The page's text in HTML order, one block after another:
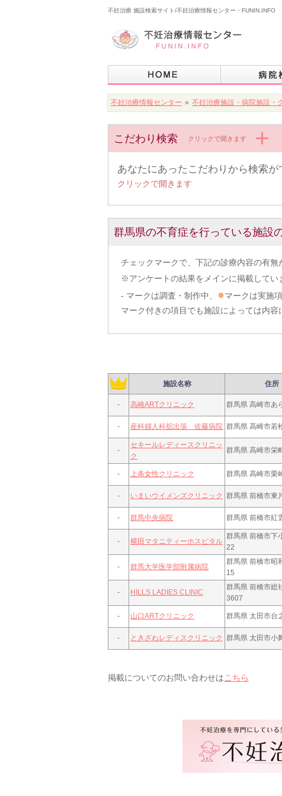
不妊治療 施設検索サイト/不妊治療情報センター・FUNIN.INFO
不妊治療情報センター » 不妊治療施設・病院施設・
こだわり検索 クリックで開きます
あなたにあったこだわりから検索が
クリックで開きます
群馬県の不育症を行っている施設
チェックマークで、下記の診療内容の有無
※アンケートの結果をメインに掲載してい
- マークは調査・制作中、 ●マークは実施項
マーク付きの項目でも施設によっては内
施設名称 住所
- 高崎ARTクリニック 群馬県 高崎市あ
- 産科婦人科舘出張 佐藤病院 群馬県 高崎市若
-
セキールレディースクリニッ
ク
群馬県 高崎市栄
- 上条女性クリニック 群馬県 高崎市栗
- いまいウイメンズクリニック 群馬県 前橋市東
- 群馬中央病院 群馬県 前橋市紅
- 横田マタニティーホスピタル
群馬県 前橋市下
22
- 群馬大学医学部附属病院
群馬県 前橋市昭
15
- HILLS LADIES CLINIC
群馬県 前橋市総
3607
- 山口ARTクリニック 群馬県 太田市台
- ときざわレディスクリニック 群馬県 太田市小
掲載についてのお問い合わせはこちら